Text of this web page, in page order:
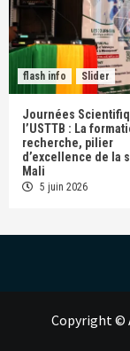
flash info Slider
Journées
l’USTTB : La
recherche, pilier
d’excellence de la
Mali
5 juin 2026
Copyright ©